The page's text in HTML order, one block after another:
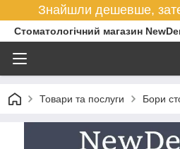
Знайшли дешевше,
Стоматологічний магазин
Товари та послуги Бори